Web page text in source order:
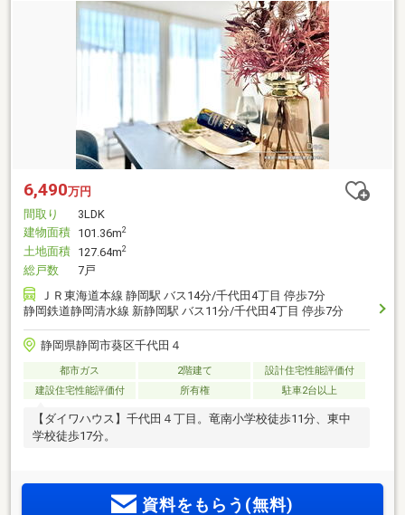
6,490万円
間取り
3LDK
建物面積 101.36m2
土地面積 127.64m2
総戸数
7戸
ＪＲ東海道本線 静岡駅 バス14分/千代田4丁目 停歩7分
静岡鉄道静岡清水線 新静岡駅 バス11分/千代田4丁目 停歩7分
静岡県静岡市葵区千代田４
都市ガス 2階建て
設計住宅性能評価付
建設住宅性能評価付
所有権 駐車2台以上
【ダイワハウス】千代田４丁目。竜南小学校徒歩11分、東中
学校徒歩17分。
資料をもらう(無料)